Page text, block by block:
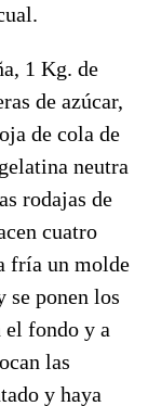
1 Kg. de
de azúcar,
de cola de
neutra
rodajas de
cuatro
fría un molde
se ponen los
el fondo y a
las
y haya